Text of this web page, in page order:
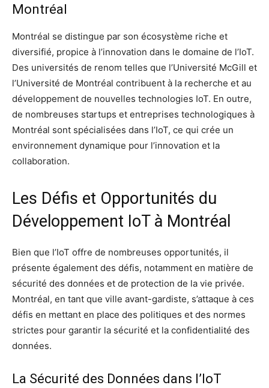
Montréal
Montréal se distingue par son écosystème riche et
diversifié, propice à l’innovation dans le domaine de l’IoT.
Des universités de renom telles que l’Université McGill et
l’Université de Montréal contribuent à la recherche et au
développement de nouvelles technologies IoT. En outre,
de nombreuses startups et entreprises technologiques à
Montréal sont spécialisées dans l’IoT, ce qui crée un
environnement dynamique pour l’innovation et la
collaboration.
Les Défis et Opportunités du
Développement IoT à Montréal
Bien que l’IoT offre de nombreuses opportunités, il
présente également des défis, notamment en matière de
sécurité des données et de protection de la vie privée.
Montréal, en tant que ville avant-gardiste, s’attaque à ces
défis en mettant en place des politiques et des normes
strictes pour garantir la sécurité et la confidentialité des
données.
La Sécurité des Données dans l’IoT